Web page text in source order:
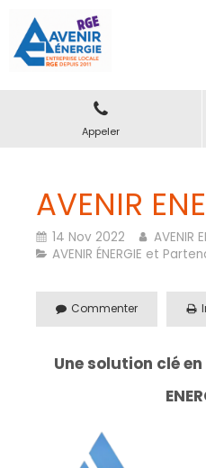
Appeler
AVENIR
14 Nov 2022
AVENIR
AVENIR ÉNERGIE et
Commenter
Une solution clé